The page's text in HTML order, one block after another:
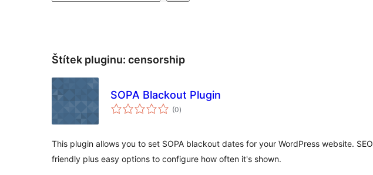
Štítek pluginu: censorship
SOPA Blackout Plugin
(0celkové
hodnocení
)
This plugin allows you to set SOPA blackout dates for your WordPress website. SEO
friendly plus easy options to configure how often it's shown.